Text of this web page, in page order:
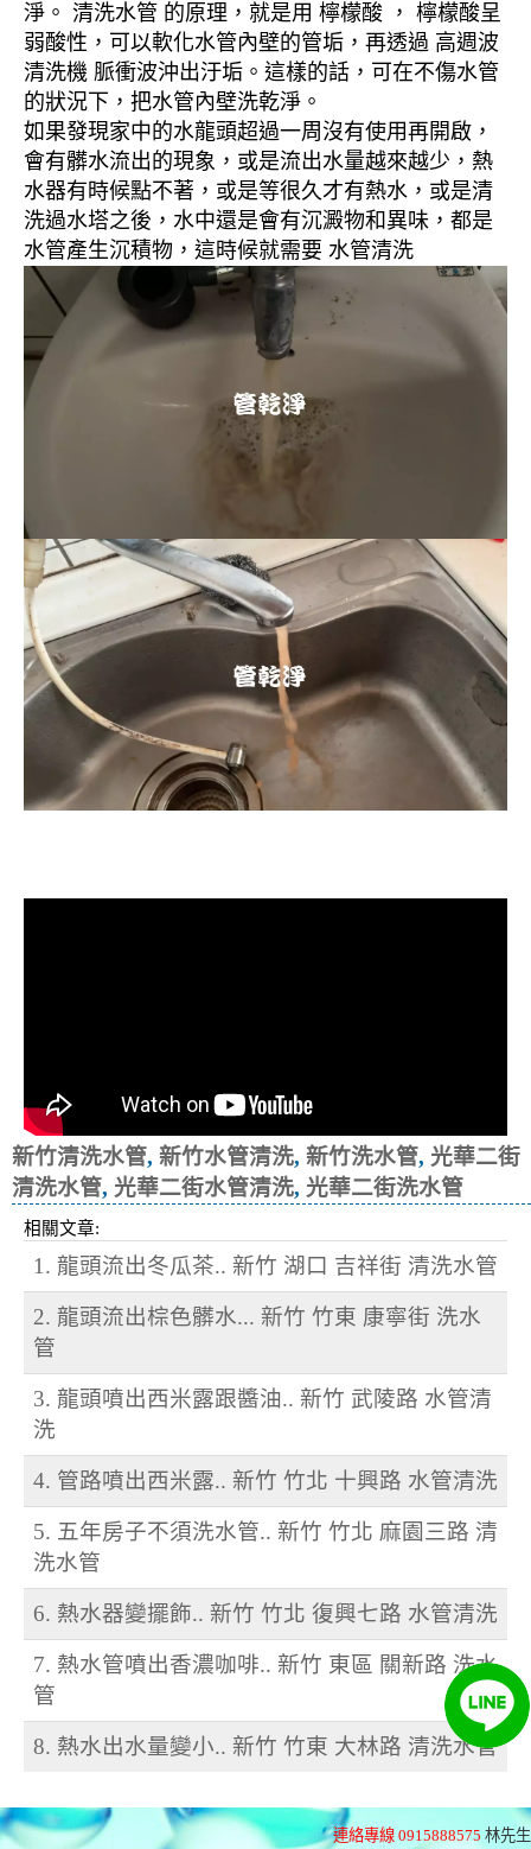
淨。 清洗水管 的原理，就是用 檸檬酸 ， 檸檬酸呈
弱酸性，可以軟化水管內壁的管垢，再透過 高週波
清洗機 脈衝波沖出汙垢。這樣的話，可在不傷水管
的狀況下，把水管內壁洗乾淨。
如果發現家中的水龍頭超過一周沒有使用再開啟，
會有髒水流出的現象，或是流出水量越來越少，熱
水器有時候點不著，或是等很久才有熱水，或是清
洗過水塔之後，水中還是會有沉澱物和異味，都是
水管產生沉積物，這時候就需要 水管清洗
新竹清洗水管, 新竹水管清洗, 新竹洗水管, 光華二街
清洗水管, 光華二街水管清洗, 光華二街洗水管
相關文章:
1. 龍頭流出冬瓜茶.. 新竹 湖口 吉祥街 清洗水管
2. 龍頭流出棕色髒水... 新竹 竹東 康寧街 洗水
管
3. 龍頭噴出西米露跟醬油.. 新竹 武陵路 水管清
洗
4. 管路噴出西米露.. 新竹 竹北 十興路 水管清洗
5. 五年房子不須洗水管.. 新竹 竹北 麻園三路 清
洗水管
6. 熱水器變擺飾.. 新竹 竹北 復興七路 水管清洗
7. 熱水管噴出香濃咖啡.. 新竹 東區 關新路 洗水
管
8. 熱水出水量變小.. 新竹 竹東 大林路 清洗水管
連絡專線 0915888575 林先生